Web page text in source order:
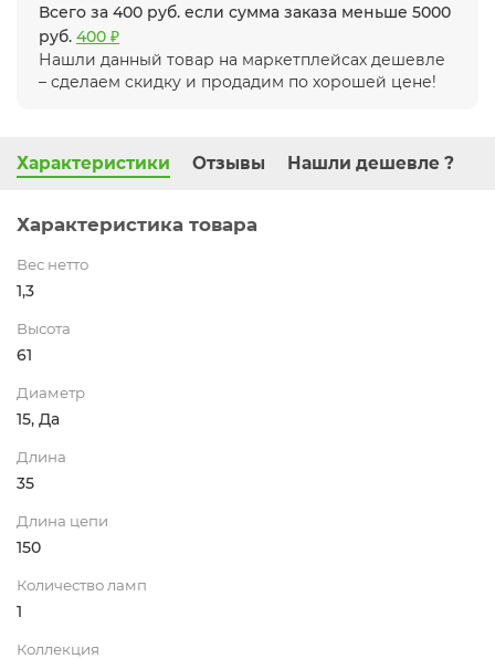
Всего за 400 руб. если сумма заказа меньше 5000
руб. 400 ₽
Нашли данный товар на маркетплейсах дешевле
– сделаем скидку и продадим по хорошей цене!
Характеристики Отзывы Нашли дешевле ?
Характеристика товара
Вес нетто
1,3
Высота
61
Диаметр
15, Да
Длина
35
Длина цепи
150
Количество ламп
1
Коллекция